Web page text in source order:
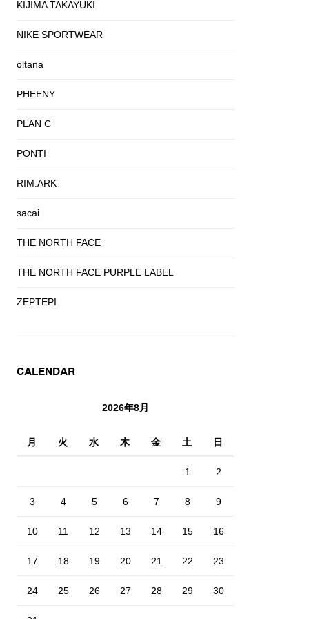
KIJIMA TAKAYUKI
NIKE SPORTWEAR
oltana
PHEENY
PLAN C
PONTI
RIM.ARK
sacai
THE NORTH FACE
THE NORTH FACE PURPLE LABEL
ZEPTEPI
CALENDAR
2026年8月
月 火 水 木 金 土 日
1 2
3 4 5 6 7 8 9
10 11 12 13 14 15 16
17 18 19 20 21 22 23
24 25 26 27 28 29 30